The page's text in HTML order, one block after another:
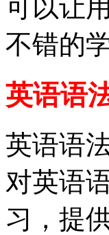
可以让
不错的
英语语
英语语
对英语
习，提